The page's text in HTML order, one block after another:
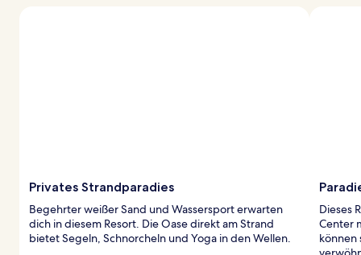
Privates Strandparadies
Begehrter weißer Sand und Wassersport erwarten
dich in diesem Resort. Die Oase direkt am Strand
bietet Segeln, Schnorcheln und Yoga in den Wellen.
Dieses
Center
können